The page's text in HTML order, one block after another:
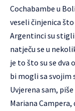
Cochabambe u
veseli činjenica
Argentinci su stigli
natječu se u
je to što su se dva
bi mogli sa svojim
Uvjerena sam, piše
Mariana Campera,